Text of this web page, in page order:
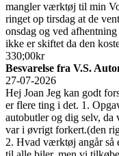
mangler værktøj til min
ringet op tirsdag at de
onsdag og ved
ikke er skiftet da den
330;00kr
Besvarelse fra V.S.
27-07-2026
Hej Joan Jeg kan godt
er flere ting i det. 1.
autobutler og dig selv,
var i øvrigt forkert.(den
2. Hvad værktøj angår så